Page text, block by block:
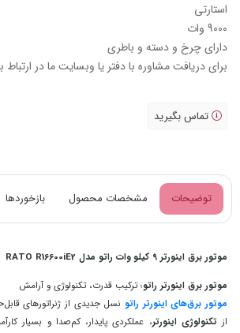
استارتی
9000 وات
دارای چرخ و دسته و باطری
برای دریافت مشاوره با دفتر یا وبسایت ما در ارتباط
تماس بگیرید
توضیحات مشخصات محصول بازخوردها
موتور برق اینورتر 9 کیلو وات راتو مدل RATO R16600iE2
موتور برق اینورتر راتو؛ ترکیب قدرت، تکنولوژی و آرامش
موتور برق‌های اینورتر راتو نسل جدیدی از ژنراتورهای
از تکنولوژی اینورتر، عملکردی پایدار، کم‌صدا و بسیار